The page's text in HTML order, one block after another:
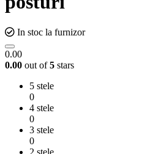
In stoc la furnizor
0.00
0.00 out of5 stars
5 stele
0
4 stele
0
3 stele
0
2 stele